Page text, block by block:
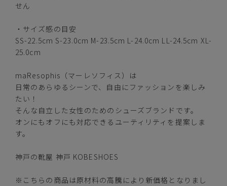
L(24.0cm)
LL(24.5cm)
XL(25.0cm) カートに入れる
せん
・サイズ感の目安
SS-22.5cm S-23.0cm M-23.5cm L-24.0cm LL-24.5cm XL-
25.0cm
maResophis（マーレソフィス）は
日常のあらゆるシーンで、自由にファッションを楽しみ
たい！
そんな自立した女性のためのシューズブランドです。
オンにもオフにも対応できるユーティリティを提案しま
す。
神戸の靴屋 神戸 KOBESHOES
※こちらの商品は原材料の高騰により新価格となりまし